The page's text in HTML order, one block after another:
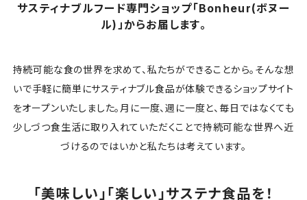
サスティナブルフード専門ショップ「Bonheur(ボヌー
ル)」からお届します。
持続可能な食の世界を求めて、私たちができることから。そんな想
いで手軽に簡単にサスティナブル食品が体験できるショップサイト
をオープンいたしました。月に一度、週に一度と、毎日ではなくても
少しづつ食生活に取り入れていただくことで持続可能な世界へ近
づけるのではいかと私たちは考えています。
「美味しい」「楽しい」サステナ食品を！